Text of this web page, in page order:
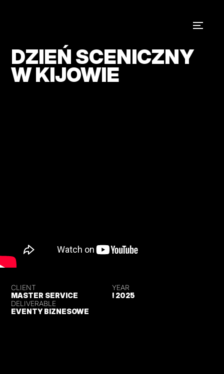
DZIEŃ SCENICZNY
W KIJOWIE
CLIENT
MASTER SERVICE
YEAR
! 2025
DELIVERABLE
EVENTY BIZNESOWE